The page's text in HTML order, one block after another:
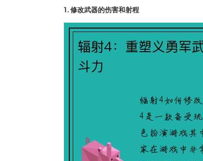
1. 修改武器的伤害和射程